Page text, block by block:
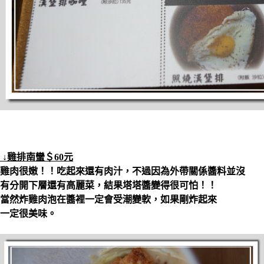
↓雞排南蠻＄60元
雞肉很嫩！！吃起來還有肉汁，不過因為外帶關係醬料並沒
有分開下層還有高麗菜，結果塔塔醬變得很可怕！！
當然炸雞肉泡在醬裡一定會受潮變軟，如果剛炸起來
一定很美味。